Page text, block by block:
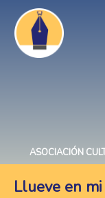
Pasar
contenido
principal
ASOCIACIÓN
Llueve en